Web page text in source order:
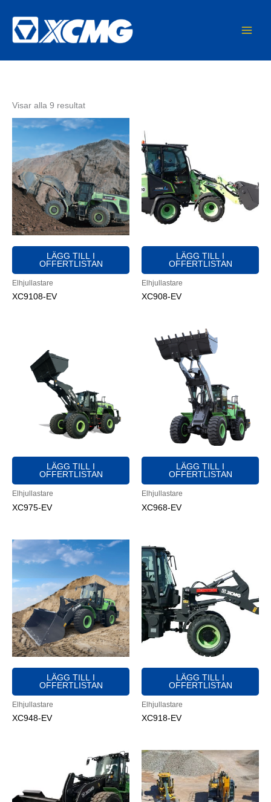
innehåll
Visar alla 9 resultat
popularitet
LÄGG TILL I
OFFERTLISTAN
Elhjullastare
XC9108-EV
LÄGG TILL I
OFFERTLISTAN
Elhjullastare
XC908-EV
LÄGG TILL I
OFFERTLISTAN
Elhjullastare
XC975-EV
LÄGG TILL I
OFFERTLISTAN
Elhjullastare
XC968-EV
LÄGG TILL I
OFFERTLISTAN
Elhjullastare
XC948-EV
LÄGG TILL I
OFFERTLISTAN
Elhjullastare
XC918-EV